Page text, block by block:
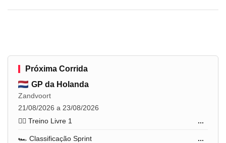
Próxima Corrida
GP da Holanda
Zandvoort
21/08/2026 a 23/08/2026
🏋️‍♂️ Treino Livre 1
...
🏎️ Classificação Sprint ...